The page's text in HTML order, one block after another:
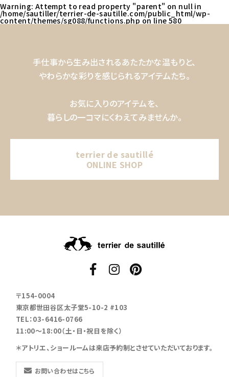
Warning: Attempt to read property "parent" on null in
/home/sautiller/terrier-de-sautille.com/public_html/wp-
content/themes/sg088/functions.php on line580
手仕事から生み出されるあたたかな温もりと、
やわらかな彩りを感じられるアイテムたち。
お気に入りのアイテムを、
暮らしの一コマにくわえてみませんか。
terrier de sautillé
ONLINE SHOP
〒154-0004
東京都世田谷区太子堂5-10-2 #103
TEL：03-6416-0766
11:00～18:00（土・日・祝日を除く）
＊アトリエ、ショールームは来店予約制とさせていただいております。
お問い合わせはこちら